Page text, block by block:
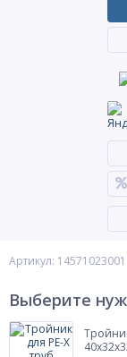
Артикул: 14571023001
Выберите